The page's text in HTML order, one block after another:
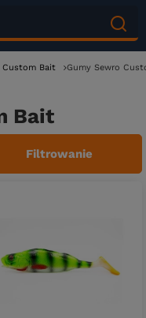
Custom Bait Gumy Sewro
Bait
Filtrowanie